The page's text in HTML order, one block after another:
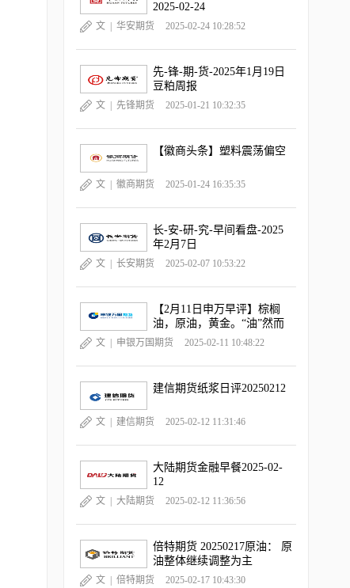
2025-02-24
文 | 华安期货 2025-02-24 10:28:52
先-锋-期-货-2025年1月19日
豆粕周报
文 | 先锋期货 2025-01-21 10:32:35
【徽商头条】塑料震荡偏空
文 | 徽商期货 2025-01-24 16:35:35
长-安-研-究-早间看盘-2025
年2月7日
文 | 长安期货 2025-02-07 10:53:22
【2月11日申万早评】棕榈
油，原油，黄金。“油”然而
升，“金金”乐道
文 | 申银万国期货 2025-02-11 10:48:22
建信期货纸浆日评20250212
文 | 建信期货 2025-02-12 11:31:46
大陆期货金融早餐2025-02-
12
文 | 大陆期货 2025-02-12 11:36:56
倍特期货 20250217原油： 原
油整体继续调整为主
文 | 倍特期货 2025-02-17 10:43:30